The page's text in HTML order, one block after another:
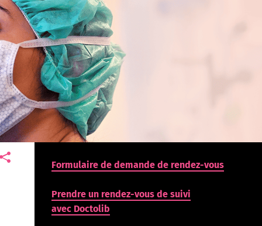
Formulaire de demande de rendez-vous
Prendre un rendez-vous de suivi
avec Doctolib